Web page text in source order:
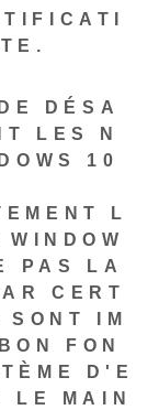
DÉSA
LES N
10
L
PAS LA
CERT
IM
FON
D'E
LE MAIN